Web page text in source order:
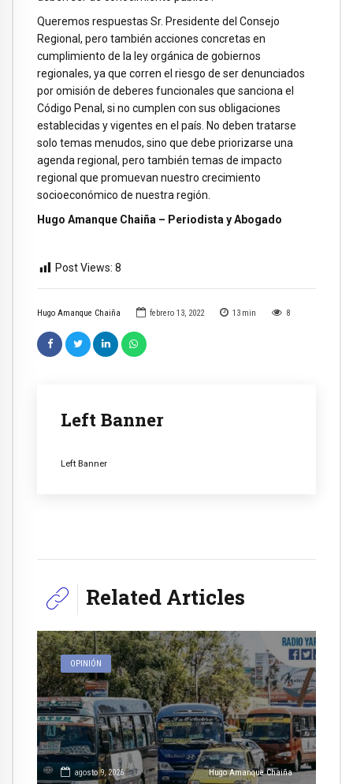
Hugo Amanque Chaiña febrero 13, 2022 13 min 8
Left Banner
Left Banner
Queremos respuestas Sr. Presidente del Consejo
Regional, pero también acciones concretas en
cumplimiento de la ley orgánica de gobiernos
regionales, ya que corren el riesgo de ser denunciados
por omisión de deberes funcionales que sanciona el
Código Penal, si no cumplen con sus obligaciones
establecidas y vigentes en el país. No deben tratarse
solo temas menudos, sino que debe priorizarse una
agenda regional, pero también temas de impacto
regional que promuevan nuestro crecimiento
socioeconómico de nuestra región.
Hugo Amanque Chaiña – Periodista y Abogado
Post Views: 8
Related Articles
OPINIÓN
agosto 9, 2026 Hugo Amanque Chaiña